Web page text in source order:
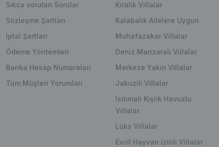
Sıkça sorulan Sorular
Sözleşme Şartları
İptal Şartları
Ödeme Yöntemleri
Banka Hesap Numaraları
Tüm Müşteri Yorumları
Kiralık Villalar
Kalabalık Ailelere Uygun
Muhafazakar Villalar
Deniz Manzaralı Villalar
Merkeze Yakın Villalar
Jakuzili Villalar
Isıtımalı Kışlık Havuzlu
Villalar
Lüks Villalar
Evcil Hayvan İzinli Villalar